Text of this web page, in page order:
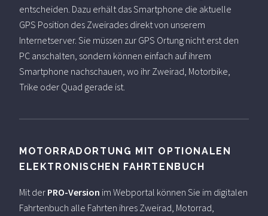
entscheiden. Dazu erhält das Smartphone die aktuelle
GPS Position des Zweirades direkt von unserem
Internetserver. Sie müssen zur GPS Ortung nicht erst den
PC anschalten, sondern können einfach auf ihrem
Smartphone nachschauen, wo ihr Zweirad, Motorbike,
Trike oder Quad gerade ist.
MOTORRADORTUNG MIT OPTIONALEN
ELEKTRONISCHEN FAHRTENBUCH
Mit der PRO-Version im Webportal können Sie im digitalen
Fahrtenbuch alle Fahrten ihres Zweirad, Motorrad,